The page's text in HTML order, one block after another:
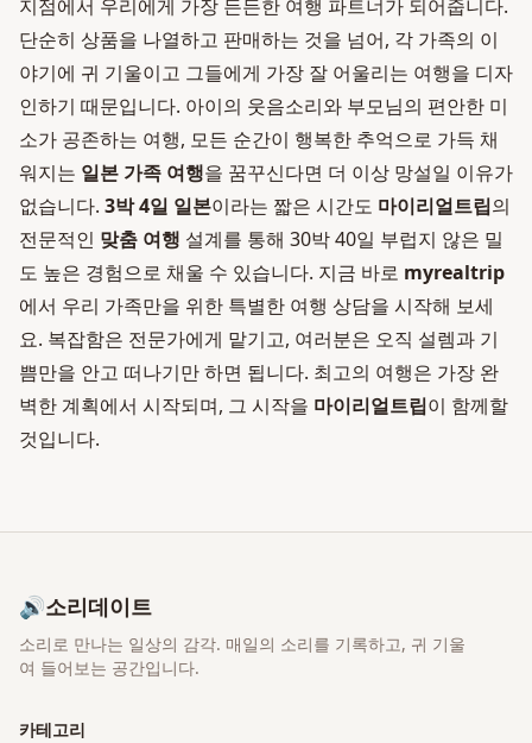
지점에서 우리에게 가장 든든한 여행 파트너가 되어줍니다.
단순히 상품을 나열하고 판매하는 것을 넘어, 각 가족의 이
야기에 귀 기울이고 그들에게 가장 잘 어울리는 여행을 디자
인하기 때문입니다. 아이의 웃음소리와 부모님의 편안한 미
소가 공존하는 여행, 모든 순간이 행복한 추억으로 가득 채
워지는 일본 가족 여행을 꿈꾸신다면 더 이상 망설일 이유가
없습니다. 3박 4일 일본이라는 짧은 시간도 마이리얼트립의
전문적인 맞춤 여행 설계를 통해 30박 40일 부럽지 않은 밀
도 높은 경험으로 채울 수 있습니다. 지금 바로 myrealtrip
에서 우리 가족만을 위한 특별한 여행 상담을 시작해 보세
요. 복잡함은 전문가에게 맡기고, 여러분은 오직 설렘과 기
쁨만을 안고 떠나기만 하면 됩니다. 최고의 여행은 가장 완
벽한 계획에서 시작되며, 그 시작을 마이리얼트립이 함께할
것입니다.
🔊소리데이트
소리로 만나는 일상의 감각. 매일의 소리를 기록하고, 귀 기울
여 들어보는 공간입니다.
카테고리